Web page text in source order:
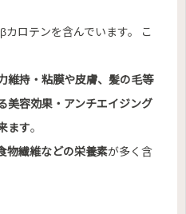
ロテンを含んでいます。 こ
維持・粘膜や皮膚、髪の毛等
美容効果・アンチエイジング
ます。
物繊維などの栄養素が多く含